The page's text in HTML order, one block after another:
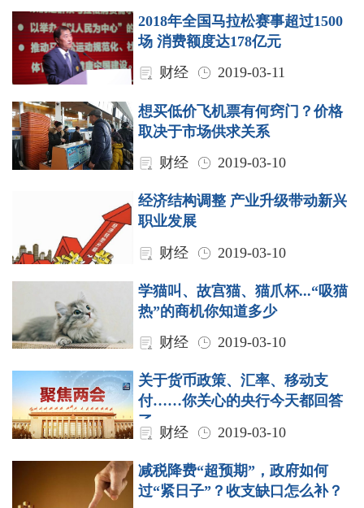
2018年全国马拉松赛事超过1500
场 消费额度达178亿元
财经
2019-03-11
想买低价飞机票有何窍门？价格
取决于市场供求关系
财经
2019-03-10
经济结构调整 产业升级带动新兴
职业发展
财经
2019-03-10
学猫叫、故宫猫、猫爪杯...“吸猫
热”的商机你知道多少
财经
2019-03-10
关于货币政策、汇率、移动支
付……你关心的央行今天都回答
了
财经 2019-03-10
减税降费“超预期”，政府如何
过“紧日子”？收支缺口怎么补？